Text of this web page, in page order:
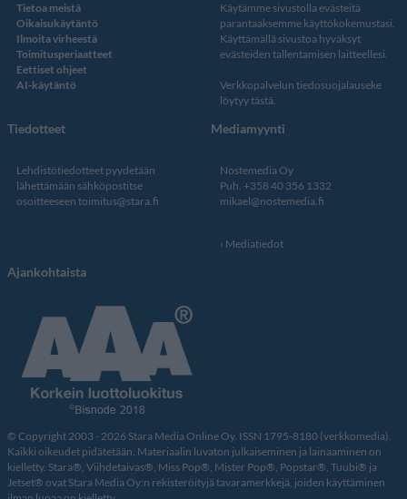
Tietoa meistä
Oikaisukäytäntö
Ilmoita virheestä
Toimitusperiaatteet
Eettiset ohjeet
AI-käytäntö
Käytämme sivustolla evästeitä
parantaaksemme käyttökokemustasi.
Käyttämällä sivustoa hyväksyt
evästeiden tallentamisen laitteellesi.
Verkkopalvelun tiedosuojalauseke
löytyy tästä.
Tiedotteet
Lehdistötiedotteet pyydetään
lähettämään sähköpostitse
osoitteeseen toimitus@stara.fi
Mediamyynti
Nostemedia Oy
Puh. +358 40 356 1332
mikael@nostemedia.fi
Mediatiedot
Ajankohtaista
© Copyright 2003 - 2026 Stara Media Online Oy. ISSN 1795-8180 (verkkomedia).
Kaikki oikeudet pidätetään. Materiaalin luvaton julkaiseminen ja lainaaminen on
kielletty. Stara®, Viihdetaivas®, Miss Pop®, Mister Pop®, Popstar®, Tuubi® ja
Jetset® ovat Stara Media Oy:n rekisteröityjä tavaramerkkejä, joiden käyttäminen